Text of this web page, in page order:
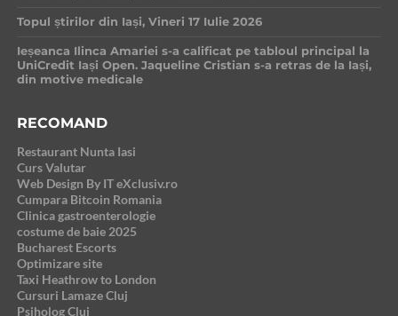
Topul știrilor din Iași, Vineri 17 Iulie 2026
Ieșeanca Ilinca Amariei s-a calificat pe tabloul principal la
UniCredit Iași Open. Jaqueline Cristian s-a retras de la Iași,
din motive medicale
RECOMAND
Restaurant Nunta Iasi
Curs Valutar
Web Design By IT eXclusiv.ro
Cumpara Bitcoin Romania
Clinica gastroenterologie
costume de baie 2025
Bucharest Escorts
Optimizare site
Taxi Heathrow to London
Cursuri Lamaze Cluj
Psiholog Cluj